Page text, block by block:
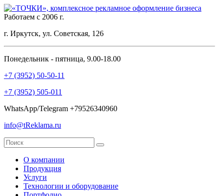
Работаем с 2006 г.
г. Иркутск, ул. Советская, 126
Понедельник - пятница, 9.00-18.00
+7 (3952) 50-50-11
+7 (3952) 505-011
WhatsApp/Telegram +79526340960
info@tReklama.ru
О компании
Продукция
Услуги
Технологии и оборудование